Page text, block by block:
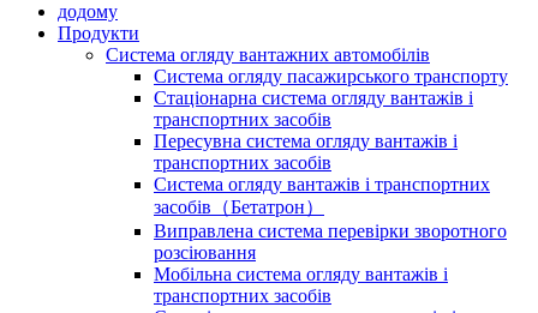
додому
Продукти
Система огляду вантажних автомобілів
Система огляду пасажирського транспорту
Стаціонарна система огляду вантажів і
транспортних засобів
Пересувна система огляду вантажів і
транспортних засобів
Система огляду вантажів і транспортних
засобів（Бетатрон）
Виправлена ​​система перевірки зворотного
розсіювання
Мобільна система огляду вантажів і
транспортних засобів